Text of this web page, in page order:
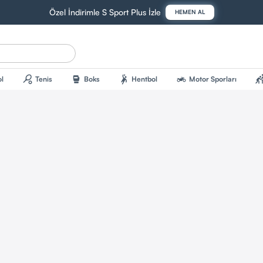
Özel İndirimle S Sport Plus İzle HEMEN AL
sports_tennis Tenis sports_mma Boks sports_handball Hentbol two_wheeler Motor Sporları